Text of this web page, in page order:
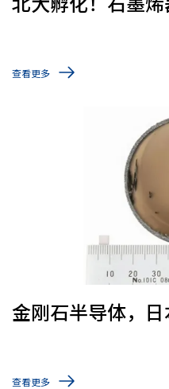
查看更多
金刚石半导体，
查看更多